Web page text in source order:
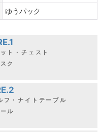
ゆうパック
ト・チェスト
ク
フ・ナイトテーブル
ル